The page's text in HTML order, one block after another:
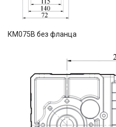
КМ075В без фланца